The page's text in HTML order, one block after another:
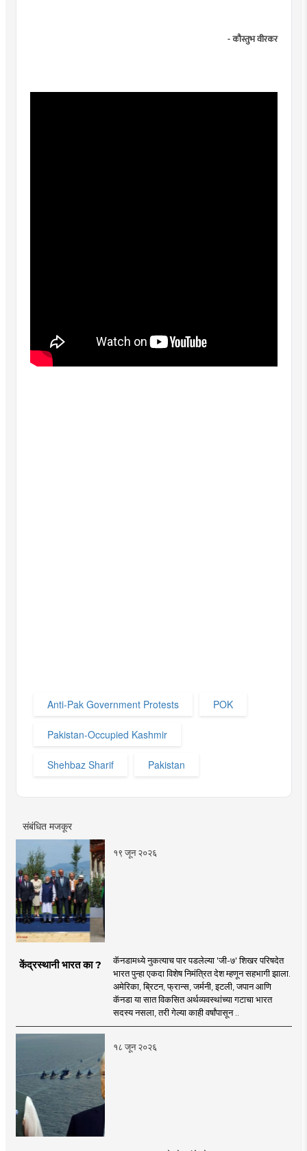
- कौस्तुभ वीरकर
Anti-Pak Government Protests POK
Pakistan-Occupied Kashmir
Shehbaz Sharif Pakistan
संबंधित मजकूर
१९ जून २०२६
केंद्रस्थानी भारत का ?
कॅनडामध्ये नुकत्याच पार पडलेल्या 'जी-७' शिखर परिषदेत
भारत पुन्हा एकदा विशेष निमंत्रित देश म्हणून सहभागी झाला.
अमेरिका, ब्रिटन, फ्रान्स, जर्मनी, इटली, जपान आणि
कॅनडा या सात विकसित अर्थव्यवस्थांच्या गटाचा भारत
सदस्य नसला, तरी गेल्या काही वर्षांपासून ..
१८ जून २०२६